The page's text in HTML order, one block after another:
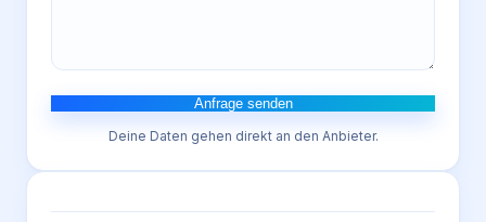
Anfrage senden
Deine Daten gehen direkt an den Anbieter.